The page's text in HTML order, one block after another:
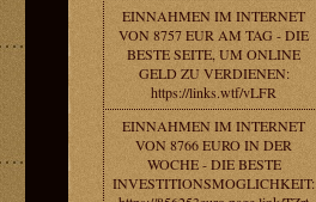
EINNAHMEN IM INTERNET
VON 8757 EUR AM TAG - DIE
BESTE SEITE, UM ONLINE
GELD ZU VERDIENEN:
https://links.wtf/vLFR
EINNAHMEN IM INTERNET
VON 8766 EURO IN DER
WOCHE - DIE BESTE
INVESTITIONSMOGLICHKEIT: